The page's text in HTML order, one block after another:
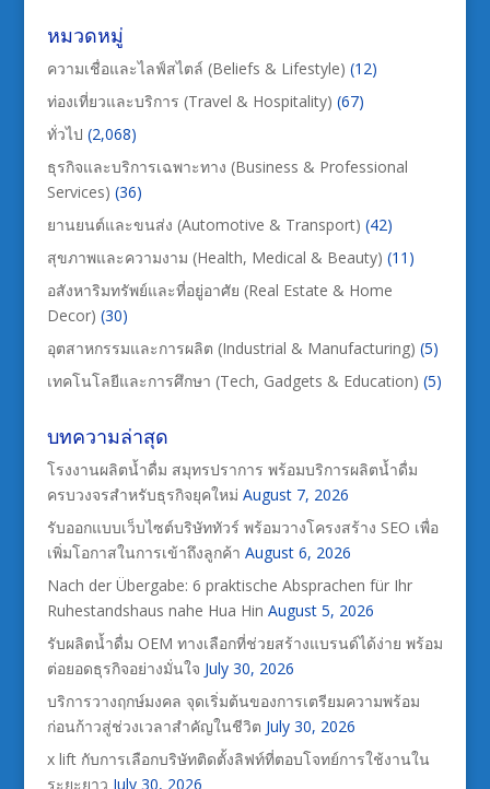
หมวดหมู่
ความเชื่อและไลฟ์สไตล์ (Beliefs & Lifestyle) (12)
ท่องเที่ยวและบริการ (Travel & Hospitality) (67)
ทั่วไป (2,068)
ธุรกิจและบริการเฉพาะทาง (Business & Professional
Services) (36)
ยานยนต์และขนส่ง (Automotive & Transport) (42)
สุขภาพและความงาม (Health, Medical & Beauty) (11)
อสังหาริมทรัพย์และที่อยู่อาศัย (Real Estate & Home
Decor) (30)
อุตสาหกรรมและการผลิต (Industrial & Manufacturing) (5)
เทคโนโลยีและการศึกษา (Tech, Gadgets & Education) (5)
บทความล่าสุด
โรงงานผลิตน้ำดื่ม สมุทรปราการ พร้อมบริการผลิตน้ำดื่ม
ครบวงจรสำหรับธุรกิจยุคใหม่ August 7, 2026
รับออกแบบเว็บไซต์บริษัททัวร์ พร้อมวางโครงสร้าง SEO เพื่อ
เพิ่มโอกาสในการเข้าถึงลูกค้า August 6, 2026
Nach der Übergabe: 6 praktische Absprachen für Ihr
Ruhestandshaus nahe Hua Hin August 5, 2026
รับผลิตน้ำดื่ม OEM ทางเลือกที่ช่วยสร้างแบรนด์ได้ง่าย พร้อม
ต่อยอดธุรกิจอย่างมั่นใจ July 30, 2026
บริการวางฤกษ์มงคล จุดเริ่มต้นของการเตรียมความพร้อม
ก่อนก้าวสู่ช่วงเวลาสำคัญในชีวิต July 30, 2026
x lift กับการเลือกบริษัทติดตั้งลิฟท์ที่ตอบโจทย์การใช้งานใน
ระยะยาว July 30, 2026